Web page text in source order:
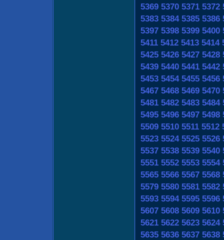
5369 5370 5371 5372
5383 5384 5385 5386
5397 5398 5399 5400
5411 5412 5413 5414
5425 5426 5427 5428
5439 5440 5441 5442
5453 5454 5455 5456
5467 5468 5469 5470
5481 5482 5483 5484
5495 5496 5497 5498
5509 5510 5511 5512
5523 5524 5525 5526
5537 5538 5539 5540
5551 5552 5553 5554
5565 5566 5567 5568
5579 5580 5581 5582
5593 5594 5595 5596
5607 5608 5609 5610
5621 5622 5623 5624
5635 5636 5637 5638